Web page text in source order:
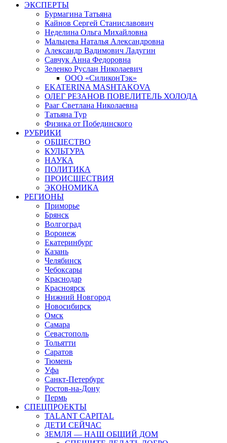
ЭКСПЕРТЫ
Бурмагина Татьяна
Кайнов Сергей Станиславович
Неделина Ольга Михайловна
Мальцева Наталья Александровна
Александр Вадимович Ладугин
Савчук Анна Федоровна
Зеленко Руслан Николаевич
ООО «СиликонТэк»
EKATERINA MASHTAKOVA
ОЛЕГ РЕЗАНОВ ПОВЕЛИТЕЛЬ ХОЛОДА
Рааг Светлана Николаевна
Татьяна Тур
Физика от Побединского
РУБРИКИ
ОБЩЕСТВО
КУЛЬТУРА
НАУКА
ПОЛИТИКА
ПРОИСШЕСТВИЯ
ЭКОНОМИКА
РЕГИОНЫ
Приморье
Брянск
Волгоград
Воронеж
Екатеринбург
Казань
Челябинск
Чебоксары
Краснодар
Красноярск
Нижний Новгород
Новосибирск
Омск
Самара
Севастополь
Тольятти
Саратов
Тюмень
Уфа
Санкт-Петербург
Ростов-на-Дону
Пермь
СПЕЦПРОЕКТЫ
TALANT CAPITAL
ДЕТИ СЕЙЧАС
ЗЕМЛЯ — НАШ ОБЩИЙ ДОМ